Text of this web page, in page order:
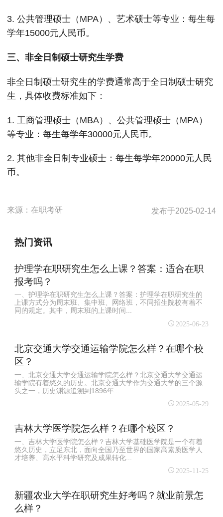
3. 公共管理硕士（MPA）、艺术硕士等专业：每生每
学年15000元人民币。
三、非全日制硕士研究生学费
非全日制硕士研究生的学费通常高于全日制硕士研究
生，具体收费标准如下：
1. 工商管理硕士（MBA）、公共管理硕士（MPA）
等专业：每生每学年30000元人民币。
2. 其他非全日制专业硕士：每生每学年20000元人民
币。
来源：在职考研 发布于2025-02-14
热门资讯
护理学在职研究生怎么上课？答案：适合在职
报考吗？
一、护理学在职研究生怎么上课？答案：护理学在职研究生的
上课方式分为周末班、集中班、网络班，不同招生院校有着不
同的规定。其中，周末班的上课时间...
2025-06-23
北京交通大学交通运输学院怎么样？在哪个校
区？
一、北京交通大学交通运输学院怎么样？北京交通大学交通运
输学院有着悠久的历史。北京交通大学作为交通大学的三个源
头之一，历史渊源追溯到1896年...
2025-05-29
吉林大学医学院怎么样？在哪个校区？
一、吉林大学医学院怎么样？吉林大学基础医学院是一个有着
悠久历史，立足东北，面向全国乃至世界的国家高素质医学人
才培养、高水平科学研究及成果转化...
2025-11-25
新疆农业大学在职研究生好考吗？就业前景怎
么样？